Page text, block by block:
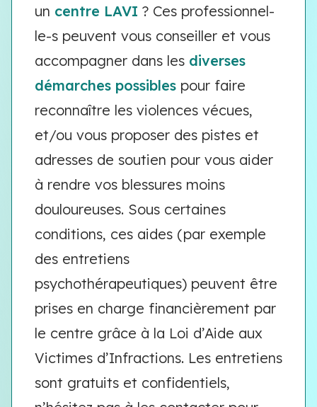
un centre LAVI ? Ces professionnel-
le-s peuvent vous conseiller et vous
accompagner dans les diverses
démarches possibles pour faire
reconnaître les violences vécues,
et/ou vous proposer des pistes et
adresses de soutien pour vous aider
à rendre vos blessures moins
douloureuses. Sous certaines
conditions, ces aides (par exemple
des entretiens
psychothérapeutiques) peuvent être
prises en charge financièrement par
le centre grâce à la Loi d’Aide aux
Victimes d’Infractions. Les entretiens
sont gratuits et confidentiels,